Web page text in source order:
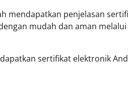
mendapatkan penjelasan
mudah dan aman melalui
sertifikat elektronik